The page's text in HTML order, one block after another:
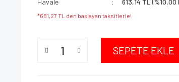
Havale
613,14 TL
*681,27 TL den başlayan taksitlerle!
SEPETE EKLE